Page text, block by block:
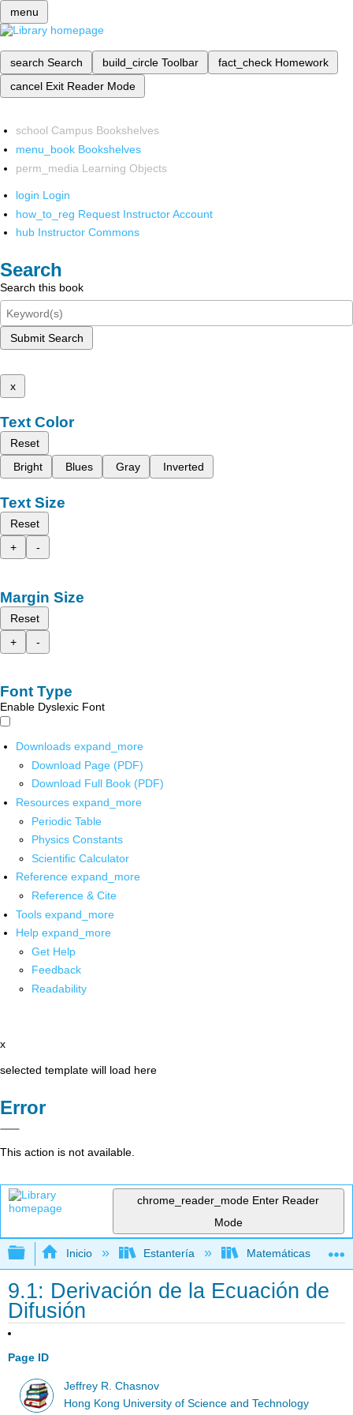
menu
search Search build_circle Toolbar fact_check Homework
cancel Exit Reader Mode
school Campus Bookshelves
menu_book Bookshelves
perm_media Learning Objects
login Login
how_to_reg Request Instructor Account
hub Instructor Commons
Search
Search this book
Submit Search
x
Text Color
Reset
Bright
Blues Gray Inverted
Text Size
Reset
+
-
Margin Size
Reset
+
-
Font Type
Enable Dyslexic Font
Downloads expand_more
Download Page (PDF)
Download Full Book (PDF)
Resources expand_more
Periodic Table
Physics Constants
Scientific Calculator
Reference expand_more
Reference & Cite
Tools expand_more
Help expand_more
Get Help
Feedback
Readability
x
selected template will load here
Error
This action is not available.
chrome_reader_mode Enter Reader
Mode
Expandir/contraer jerarquía global
Inicio Estantería Matemáticas
9.1: Derivación de la Ecuación de
Difusión
Page ID
Jeffrey R. Chasnov
Hong Kong University of Science and Technology